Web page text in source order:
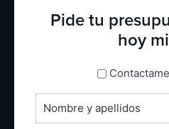
Pide tu
hoy
espanol_espanol
Nombre
completo